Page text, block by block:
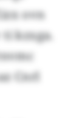
ovn
kzxga.
Cnrl